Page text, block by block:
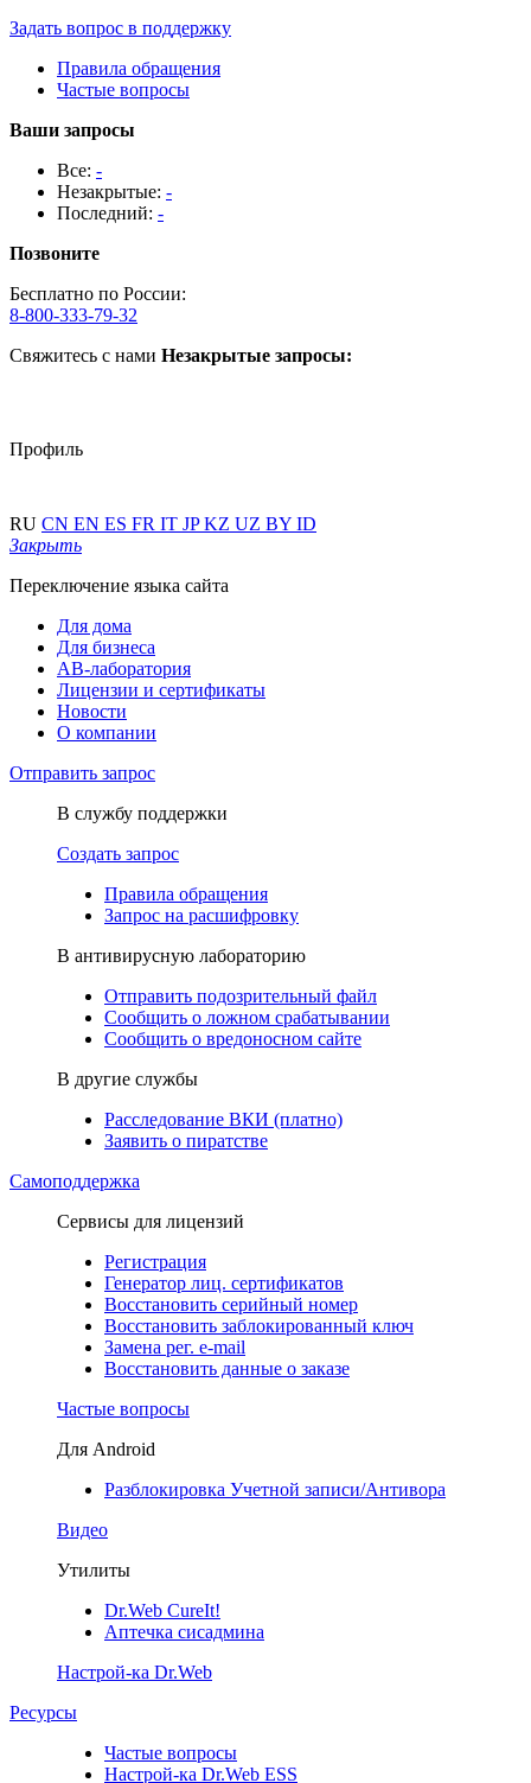
Задать вопрос в поддержку
Правила обращения
Частые вопросы
Ваши запросы
Все: -
Незакрытые: -
Последний: -
Позвоните
Бесплатно по России:
8-800-333-79-32
Свяжитесь с нами Незакрытые запросы:
Профиль
RU CN EN ES FR IT JPKZ UZ BY ID
Закрыть
Переключение языка сайта
Для дома
Для бизнеса
АВ-лаборатория
Лицензии и сертификаты
Новости
О компании
Отправить запрос
В службу поддержки
Создать запрос
Правила обращения
Запрос на расшифровку
В антивирусную лабораторию
Отправить подозрительный файл
Сообщить о ложном срабатывании
Сообщить о вредоносном сайте
В другие службы
Расследование ВКИ (платно)
Заявить о пиратстве
Самоподдержка
Сервисы для лицензий
Регистрация
Генератор лиц. сертификатов
Восстановить серийный номер
Восстановить заблокированный ключ
Замена рег. e-mail
Восстановить данные о заказе
Частые вопросы
Для Android
Разблокировка Учетной записи/Антивора
Видео
Утилиты
Dr.Web CureIt!
Аптечка сисадмина
Настрой-ка Dr.Web
Ресурсы
Частые вопросы
Настрой-ка Dr.Web ESS